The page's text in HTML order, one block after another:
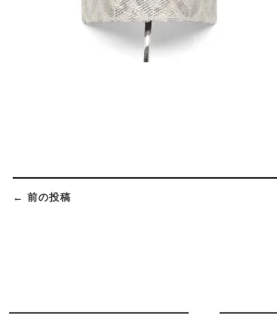
Post
navigation
← 前の投稿